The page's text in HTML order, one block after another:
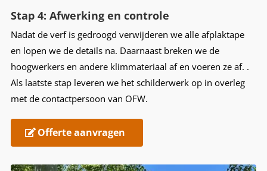
Stap 4: Afwerking en controle
Nadat de verf is gedroogd verwijderen we alle afplaktape
en lopen we de details na. Daarnaast breken we de
hoogwerkers en andere klimmateriaal af en voeren ze af. .
Als laatste stap leveren we het schilderwerk op in overleg
met de contactpersoon van OFW.
Offerte aanvragen